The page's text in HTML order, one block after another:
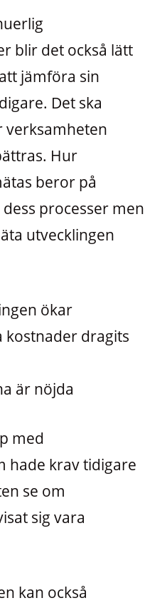
blir det också lätt
jämföra sin
Det ska
verksamheten
Hur
beror på
processer men
utvecklingen
ökar
kostnader dragits
är nöjda
med
hade krav tidigare
se om
sig vara
kan också